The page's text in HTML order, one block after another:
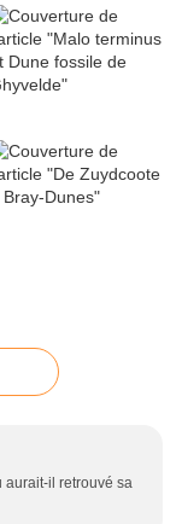
aurait-il retrouvé sa